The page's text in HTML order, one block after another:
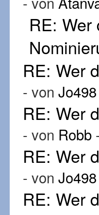
RE:
RE: Wer
- von Jo498
RE: Wer
- von Robb
RE: Wer
- von Jo498
RE: Wer